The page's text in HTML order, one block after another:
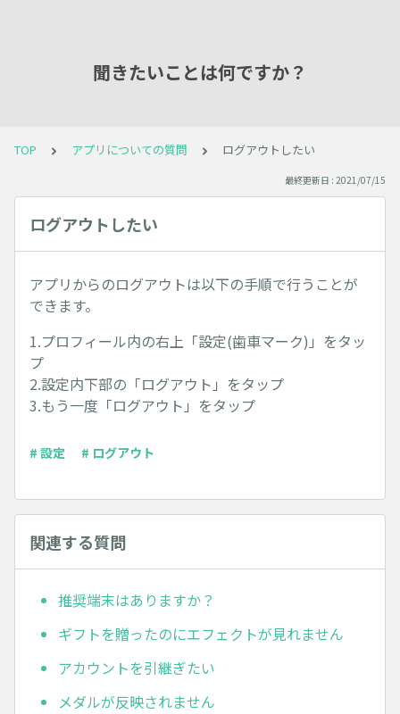
聞きたいことは何ですか？
TOP アプリについての質問 ログアウトしたい
最終更新日 : 2021/07/15
ログアウトしたい
アプリからのログアウトは以下の手順で行うことが
できます。
1.プロフィール内の右上「設定(歯車マーク)」をタッ
プ
2.設定内下部の「ログアウト」をタップ
3.もう一度「ログアウト」をタップ
# 設定 # ログアウト
関連する質問
推奨端末はありますか？
ギフトを贈ったのにエフェクトが見れません
アカウントを引継ぎたい
メダルが反映されません